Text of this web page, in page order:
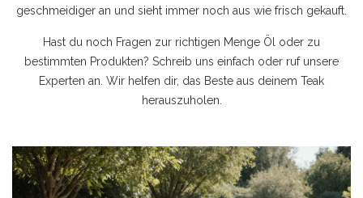
geschmeidiger an und sieht immer noch aus wie frisch gekauft.
Hast du noch Fragen zur richtigen Menge Öl oder zu
bestimmten Produkten? Schreib uns einfach oder ruf unsere
Experten an. Wir helfen dir, das Beste aus deinem Teak
herauszuholen.